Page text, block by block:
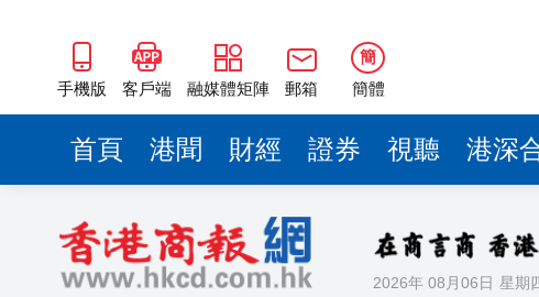
手機版 客戶端 融媒體矩陣 郵箱
簡
簡體
首頁 港聞 財經 證券 視聽 港深
2026年 08月06日 星期
2025年海南儋州以舊換新帶動消費約
山東26戶省屬國企去年合計營收2.58
閩粵贛三地漢樂藝術家齊聚深圳，
有片丨外交部回應特朗普委內瑞拉
50餘位頂尖專家共話時代命題